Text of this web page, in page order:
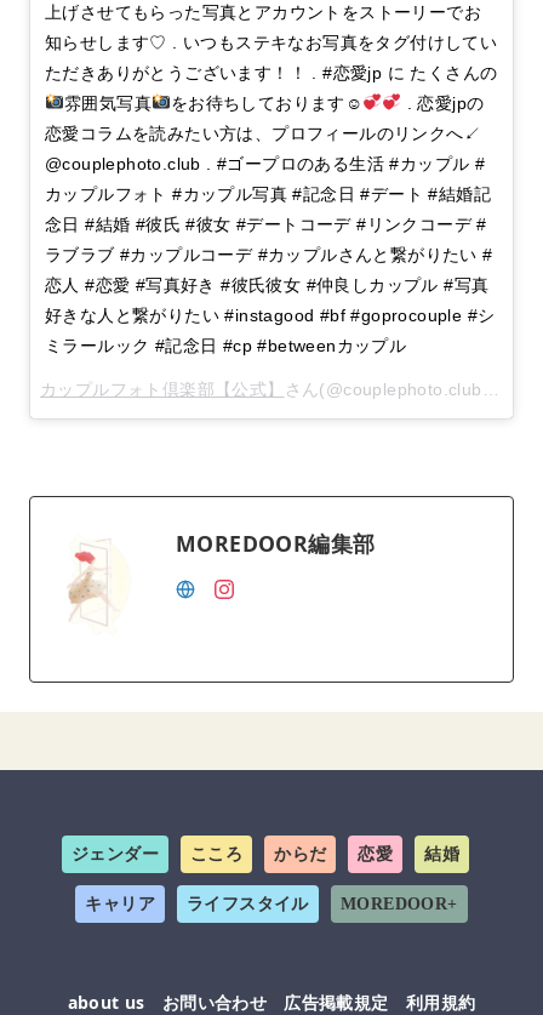
上げさせてもらった写真とアカウントをストーリーでお
知らせします♡ . いつもステキなお写真をタグ付けしてい
ただきありがとうございます！！ . #恋愛jp に たくさんの
雰囲気写真
をお待ちしております☺︎
. 恋愛jpの
恋愛コラムを読みたい方は、プロフィールのリンクへ↙︎
@couplephoto.club . #ゴープロのある生活 #カップル #
カップルフォト #カップル写真 #記念日 #デート #結婚記
念日 #結婚 #彼氏 #彼女 #デートコーデ #リンクコーデ #
ラブラブ #カップルコーデ #カップルさんと繋がりたい #
恋人 #恋愛 #写真好き #彼氏彼女 #仲良しカップル #写真
好きな人と繋がりたい #instagood #bf #goprocouple #シ
ミラールック #記念日 #cp #betweenカップル
カップルフォト倶楽部【公式】 さん(@couplephoto.club)がシェアした投稿 –
MOREDOOR編集部
ジェンダー こころ からだ 恋愛 結婚
キャリア ライフスタイル MOREDOOR+
about us お問い合わせ 広告掲載規定 利用規約